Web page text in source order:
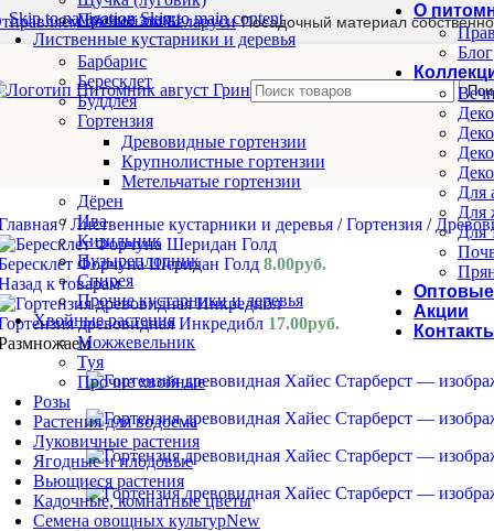
Skip to navigationSkip to main content
почтой по Беларуси Посадочный материал
Прочие злаки
Лиственные кустарники и деревья
Барбарис
Бересклет
Буддлея
Гортензия
Древовидные гортензии
Крупнолистные гортензии
Метельчатые гортензии
Дёрен
Ива
Кизильник
Пузыреплодник
Спирея
Прочие кустарники и деревья
Хвойные растения
Можжевельник
Туя
Прочие хвойные
Розы
Растения для водоема
Луковичные растения
Ягодные и плодовые
Вьющиеся растения
Кадочные, комнатные цветы
Семена овощных культурNew
О
Блог
Для
Для
Для
Акции
/ Лиственные кустарники и деревья / Гортензия /
Форчуна Шеридан Голд 8.00руб.
к товарам
древовидная Инкредибл 17.00руб.